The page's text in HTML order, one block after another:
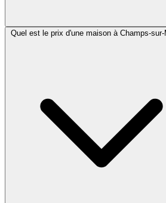
Quel est le prix d'une maison à Champs-sur-